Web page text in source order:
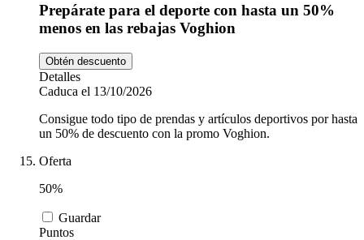
Prepárate para el deporte con hasta un 50%
menos en las rebajas Voghion
Obtén descuento
Detalles
Caduca el 13/10/2026
Consigue todo tipo de prendas y artículos deportivos por hasta
un 50% de descuento con la promo Voghion.
Oferta
50%
Guardar
Puntos